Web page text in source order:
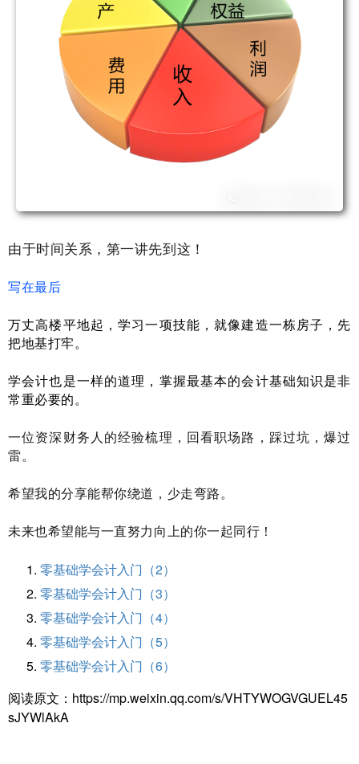
由于时间关系，第一讲先到这！
写在最后
万丈高楼平地起，学习一项技能，就像建造一栋房子，先
把地基打牢。
学会计也是一样的道理，掌握最基本的会计基础知识是非
常重必要的。
一位资深财务人的经验梳理，回看职场路，踩过坑，爆过
雷。
希望我的分享能帮你绕道，少走弯路。
未来也希望能与一直努力向上的你一起同行！
零基础学会计入门（2）
零基础学会计入门（3）
零基础学会计入门（4）
零基础学会计入门（5）
零基础学会计入门（6）
阅读原文：https://mp.weixin.qq.com/s/VHTYWOGVGUEL45
sJYWlAkA